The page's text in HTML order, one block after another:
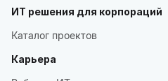
ИТ решения для корпораций
Каталог проектов
Карьера